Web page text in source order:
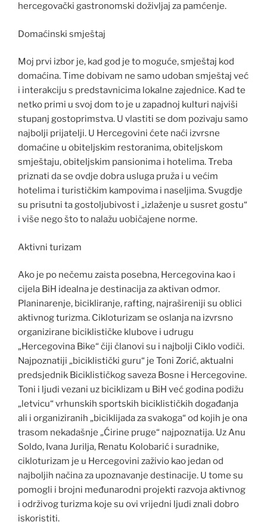
hercegovački gastronomski doživljaj za pamćenje.
Domaćinski smještaj
Moj prvi izbor je, kad god je to moguće, smještaj kod
domaćina. Time dobivam ne samo udoban smještaj već
i interakciju s predstavnicima lokalne zajednice. Kad te
netko primi u svoj dom to je u zapadnoj kulturi najviši
stupanj gostoprimstva. U vlastiti se dom pozivaju samo
najbolji prijatelji. U Hercegovini ćete naći izvrsne
domaćine u obiteljskim restoranima, obiteljskom
smještaju, obiteljskim pansionima i hotelima. Treba
priznati da se ovdje dobra usluga pruža i u većim
hotelima i turističkim kampovima i naseljima. Svugdje
su prisutni ta gostoljubivost i „izlaženje u susret gostu“
i više nego što to nalažu uobičajene norme.
Aktivni turizam
Ako je po nečemu zaista posebna, Hercegovina kao i
cijela BiH idealna je destinacija za aktivan odmor.
Planinarenje, bicikliranje, rafting, najrašireniji su oblici
aktivnog turizma. Cikloturizam se oslanja na izvrsno
organizirane biciklističke klubove i udrugu
„Hercegovina Bike“ čiji članovi su i najbolji Ciklo vodiči.
Najpoznatiji „biciklistički guru“ je Toni Zorić, aktualni
predsjednik Biciklističkog saveza Bosne i Hercegovine.
Toni i ljudi vezani uz biciklizam u BiH već godina podižu
„letvicu“ vrhunskih sportskih biciklističkih događanja
ali i organiziranih „biciklijada za svakoga“ od kojih je ona
trasom nekadašnje „Ćirine pruge“ najpoznatija. Uz Anu
Soldo, Ivana Jurilja, Renatu Kolobarić i suradnike,
cikloturizam je u Hercegovini zaživio kao jedan od
najboljih načina za upoznavanje destinacije. U tome su
pomogli i brojni međunarodni projekti razvoja aktivnog
i održivog turizma koje su ovi vrijedni ljudi znali dobro
iskoristiti.